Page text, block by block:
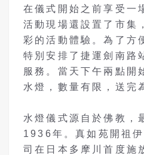
在儀式開始之前享受一
活動現場還設置了市集
彩的活動體驗。為了方
特別安排了捷運劍南路
服務。當天下午兩點開
水燈，數量有限，送完
水燈儀式源自於佛教，
1936年。真如苑開祖
司在日本多摩川首度施